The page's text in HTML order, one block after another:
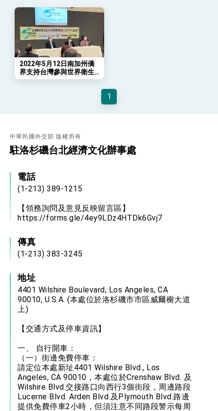
命運
變局中 奮起的新臺灣 總統發表國慶演說
總統發表執政周年談話 盼面對未來挑戰 堅持
團結 迎風轉型 穩健前行
賴總統就職演說影片
總統重要談話
我國政府將在美國亞利桑納州設立「駐鳳凰城辦
2022年5月12日南加州僑
界支持台灣參與世界衛生
大會(WHA)記者會
1
中華民國外交部 版權所有
駐洛杉磯台北經濟文化辦事處
電話
(1-213) 389-1215
【領務詢問及意見反映留言區】
https://forms.gle/4ey9LDz4HTDk6Gvj7
傳真
(1-213) 383-3245
地址
4401 Wilshire Boulevard, Los Angeles, CA
90010, U.S.A. (本處位於洛杉磯市市區威爾榭大道
上)
【交通方式及停車資訊】
一、 自行開車：
（一）街邊免費停車：
請定位本處新址4401 Wilshire Blvd., Los
Angeles, CA 90010，本處位於Crenshaw Blvd. 及
Wilshire Blvd.交接路口向西行3個街段，周邊路段
Lucerne Blvd. Arden Blvd.及Plymouth Blvd.路邊
提供免費停車2小時，但須注意不同路段警示每周